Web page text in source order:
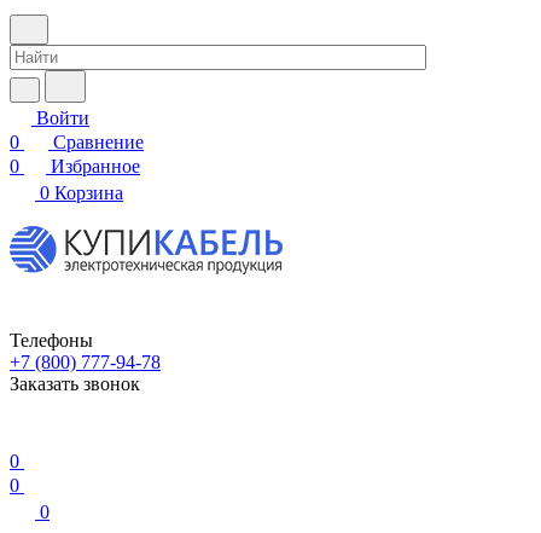
Войти
0
Сравнение
0
Избранное
0 Корзина
Телефоны
+7 (800) 777-94-78
Заказать звонок
0
0
0